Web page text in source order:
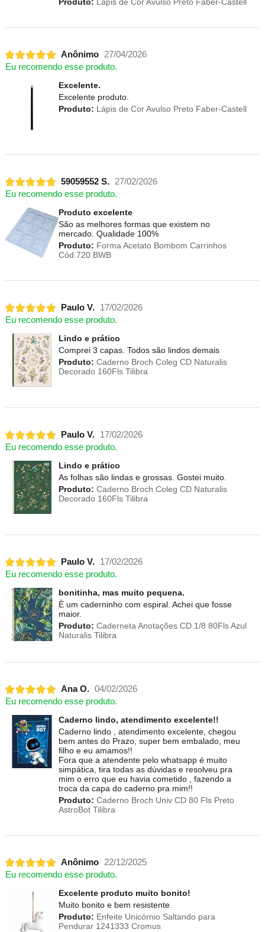
Produto: Lápis de Cor Avulso Preto Faber-Castell
Anônimo
27/04/2026
Eu recomendo esse produto.
Excelente.
Excelente produto.
Produto: Lápis de Cor Avulso Preto Faber-Castell
59059552 S.
27/02/2026
Eu recomendo esse produto.
Produto excelente
São as melhores formas que existem no
mercado. Qualidade 100%
Produto: Forma Acetato Bombom Carrinhos
Cód.720 BWB
Paulo V.
17/02/2026
Eu recomendo esse produto.
Lindo e prático
Comprei 3 capas. Todos são lindos demais
Produto: Caderno Broch Coleg CD Naturalis
Decorado 160Fls Tilibra
Paulo V.
17/02/2026
Eu recomendo esse produto.
Lindo e prático
As folhas são lindas e grossas. Gostei muito.
Produto: Caderno Broch Coleg CD Naturalis
Decorado 160Fls Tilibra
Paulo V.
17/02/2026
Eu recomendo esse produto.
bonitinha, mas muito pequena.
È um caderninho com espiral. Achei que fosse
maior.
Produto: Caderneta Anotações CD 1/8 80Fls Azul
Naturalis Tilibra
Ana O. 04/02/2026
Eu recomendo esse produto.
Caderno lindo, atendimento excelente!!
Caderno lindo , atendimento excelente, chegou
bem antes do Prazo, super bem embalado, meu
filho e eu amamos!!
Fora que a atendente pelo whatsapp é muito
simpática, tira todas as dúvidas e resolveu pra
mim o erro que eu havia cometido , fazendo a
troca da capa do caderno pra mim!!
Produto: Caderno Broch Univ CD 80 Fls Preto
AstroBot Tilibra
Anônimo
22/12/2025
Eu recomendo esse produto.
Excelente produto muito bonito!
Muito bonito e bem resistente.
Produto: Enfeite Unicórnio Saltando para
Pendurar 1241333 Cromus